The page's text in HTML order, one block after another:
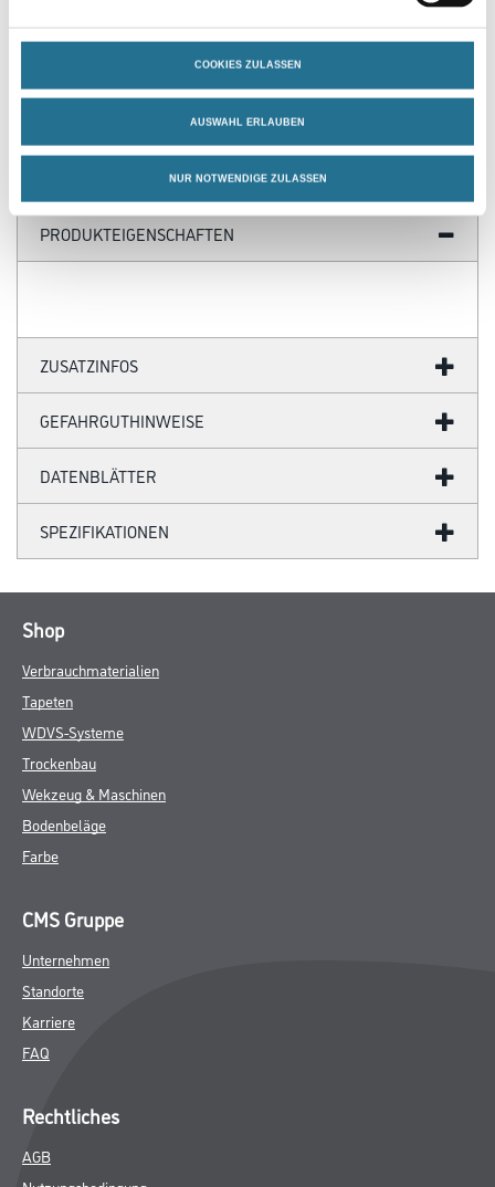
COOKIES ZULASSEN
AUSWAHL ERLAUBEN
NUR NOTWENDIGE ZULASSEN
PRODUKTEIGENSCHAFTEN
ZUSATZINFOS
GEFAHRGUTHINWEISE
DATENBLÄTTER
SPEZIFIKATIONEN
Shop
Verbrauchmaterialien
Tapeten
WDVS-Systeme
Trockenbau
Wekzeug & Maschinen
Bodenbeläge
Farbe
CMS Gruppe
Unternehmen
Standorte
Karriere
FAQ
Rechtliches
AGB